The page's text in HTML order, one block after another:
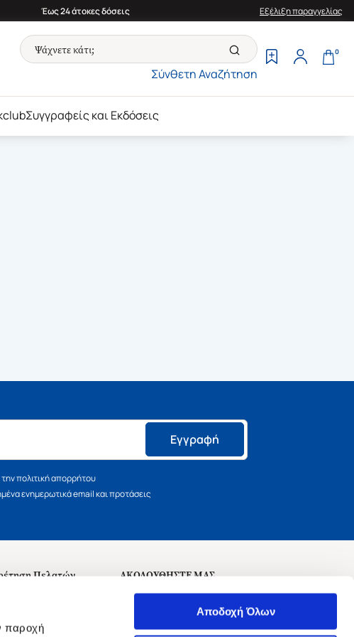
παροχή
Αποδοχή Όλων
Έως 24 άτοκες δόσεις Εξέλιξη παραγγελίας
Σύνθετη Αναζήτηση
0
Συγγραφείς και Εκδόσεις
Εγγραφή
πολιτική απορρήτου
ενημερωτικά email και προτάσεις
Πελατών
ΑΚΟΛΟΥΘΗΣΤΕ ΜΑΣ